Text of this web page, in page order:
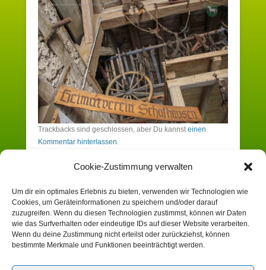
Cookie-Zustimmung verwalten
Um dir ein optimales Erlebnis zu bieten, verwenden wir Technologien wie
Cookies, um Geräteinformationen zu speichern und/oder darauf
zuzugreifen. Wenn du diesen Technologien zustimmst, können wir Daten
wie das Surfverhalten oder eindeutige IDs auf dieser Website verarbeiten.
Wenn du deine Zustimmung nicht erteilst oder zurückziehst, können
bestimmte Merkmale und Funktionen beeinträchtigt werden.
Trackbacks sind geschlossen, aber Du kannsteinen
Kommentar hinterlassen.
Du musst angemeldet sein, um einen
Kommentar zu erstellen.